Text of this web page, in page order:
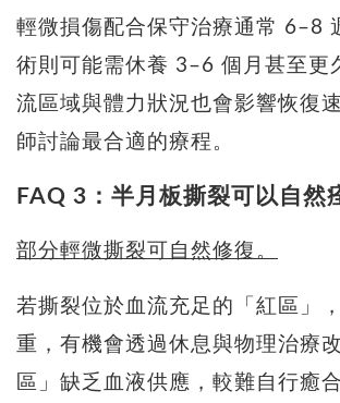
輕微損傷配合保守治療通常 6–8
術則可能需休養 3–6 個月甚至更
流區域與體力狀況也會影響恢復
師討論最合適的療程。
FAQ 3：半月板撕裂可以自然
部分輕微撕裂可自然修復。
若撕裂位於血流充足的「紅區」
重，有機會透過休息與物理治療
區」缺乏血液供應，較難自行癒